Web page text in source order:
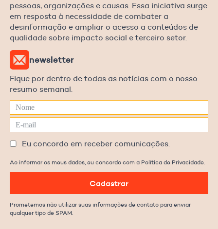
pessoas, organizações e causas. Essa iniciativa surge
em resposta à necessidade de combater a
desinformação e ampliar o acesso a conteúdos de
qualidade sobre impacto social e terceiro setor.
newsletter
Fique por dentro de todas as notícias com o nosso
resumo semanal.
Eu concordo em receber comunicações.
Ao informar os meus dados, eu concordo com a Política de Privacidade.
Cadastrar
Prometemos não utilizar suas informações de contato para enviar
qualquer tipo de SPAM.